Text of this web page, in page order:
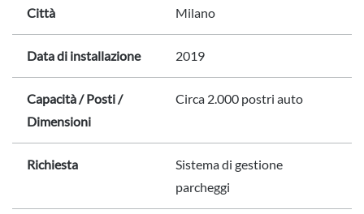
Città Milano
Data di installazione 2019
Capacità / Posti /
Dimensioni
Circa 2.000 postri auto
Richiesta
Sistema di gestione
parcheggi